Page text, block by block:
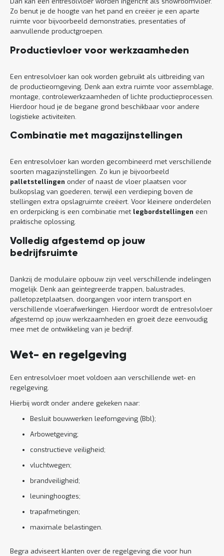
Zo benut je de hoogte van het pand en creëer je een aparte
ruimte voor bijvoorbeeld demonstraties, presentaties of
aanvullende productgroepen.
Productievloer voor werkzaamheden
Een entresolvloer kan ook worden gebruikt als uitbreiding van
de productieomgeving. Denk aan extra ruimte voor assemblage,
montage, controlewerkzaamheden of lichte productieprocessen.
Hierdoor houd je de begane grond beschikbaar voor andere
logistieke activiteiten.
Combinatie met magazijnstellingen
Een entresolvloer kan worden gecombineerd met verschillende
soorten magazijnstellingen. Zo kun je bijvoorbeeld
palletstellingen onder of naast de vloer plaatsen voor
bulkopslag van goederen, terwijl een verdieping boven de
stellingen extra opslagruimte creëert. Voor kleinere onderdelen
en orderpicking is een combinatie met legbordstellingen een
praktische oplossing.
Volledig afgestemd op jouw
bedrijfsruimte
Dankzij de modulaire opbouw zijn veel verschillende indelingen
mogelijk. Denk aan geïntegreerde trappen, balustrades,
palletopzetplaatsen, doorgangen voor intern transport en
verschillende vloerafwerkingen. Hierdoor wordt de entresolvloer
afgestemd op jouw werkzaamheden en groeit deze eenvoudig
mee met de ontwikkeling van je bedrijf.
Wet- en regelgeving
Een entresolvloer moet voldoen aan verschillende wet- en
regelgeving.
Hierbij wordt onder andere gekeken naar:
Besluit bouwwerken leefomgeving (Bbl);
Arbowetgeving;
constructieve veiligheid;
vluchtwegen;
brandveiligheid;
leuninghoogtes;
trapafmetingen;
maximale belastingen.
Begra adviseert klanten over de regelgeving die voor hun